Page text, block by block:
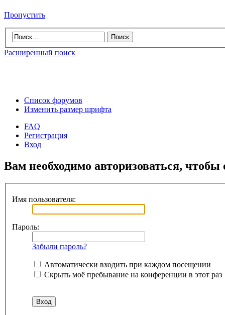
Пропустить
Расширенный поиск
Список форумов
Изменить размер шрифта
FAQ
Регистрация
Вход
Вам необходимо авторизоваться,
Имя пользователя:
Пароль:
Забыли пароль?
Автоматически входить при каждом посещении
Скрыть моё пребывание на конференции в этот раз